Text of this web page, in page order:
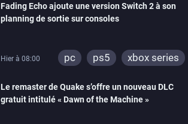
Fading Echo ajoute une version Switch 2 à son
planning de sortie sur consoles
Hier à 08:00 pc ps5 xbox series
Le remaster de Quake s’offre un nouveau DLC
gratuit intitulé « Dawn of the Machine »